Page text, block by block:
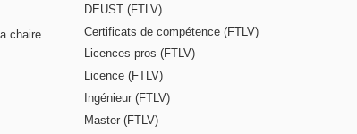
chaire
DEUST (FTLV)
Certificats de compétence (FTLV)
Licences pros (FTLV)
Licence (FTLV)
Ingénieur (FTLV)
Master (FTLV)